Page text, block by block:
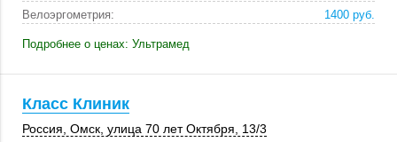
Велоэргометрия:
1400 руб.
Подробнее о ценах: Ультрамед
Класс Клиник
Россия Омск , улица 70 лет Октября, 13/3